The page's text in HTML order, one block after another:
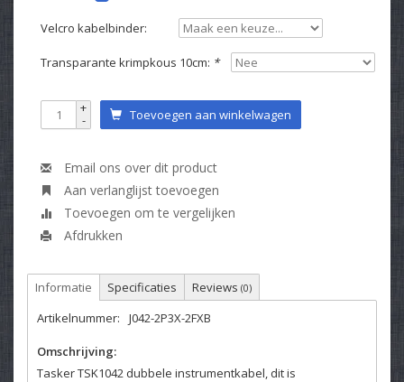
Velcro kabelbinder:
Transparante krimpkous 10cm: *
+
- Toevoegen aan winkelwagen
Email ons over dit product
Aan verlanglijst toevoegen
Toevoegen om te vergelijken
Afdrukken
Informatie Specificaties Reviews (0)
Artikelnummer: J042-2P3X-2FXB
Omschrijving:
Tasker TSK1042 dubbele instrumentkabel, dit is